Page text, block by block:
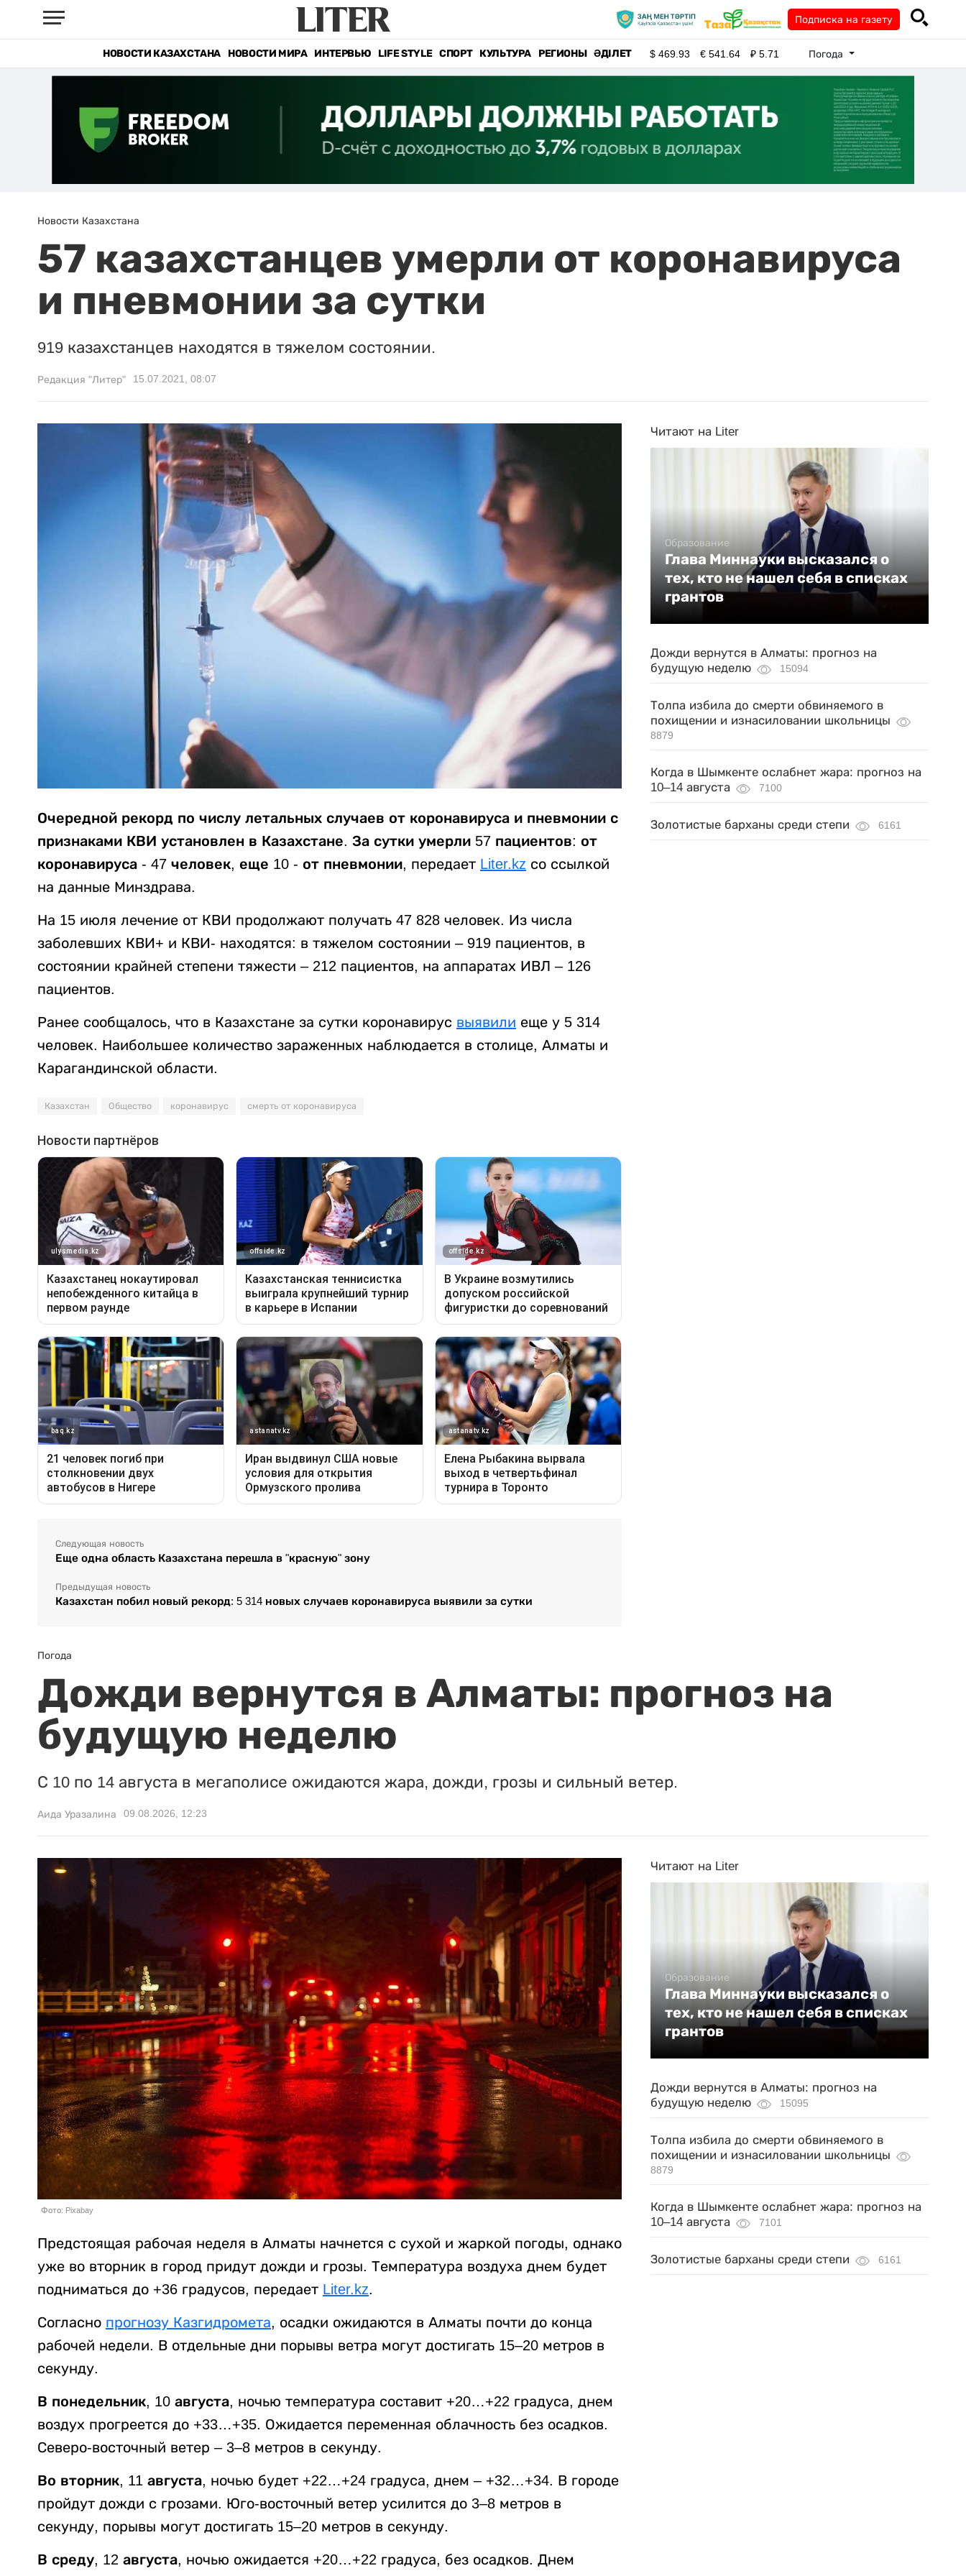
Подписка на газету
НОВОСТИ КАЗАХСТАНА НОВОСТИ МИРА ИНТЕРВЬЮ LIFE STYLE СПОРТ КУЛЬТУРА РЕГИОНЫ ӘДІЛЕТ $469.93 €541.64 ₽5.71 Погода
Новости Казахстана
57 казахстанцев умерли от коронавируса
и пневмонии за сутки
919 казахстанцев находятся в тяжелом состоянии.
Редакция "Литер" 15.07.2021, 08:07
Очередной рекорд по числу летальных случаев от коронавируса и пневмонии с
признаками КВИ установлен в Казахстане. За сутки умерли 57 пациентов: от
коронавируса - 47 человек, еще 10 - от пневмонии, передает Liter.kz со ссылкой
на данные Минздрава.
На 15 июля лечение от КВИ продолжают получать 47 828 человек. Из числа
заболевших КВИ+ и КВИ- находятся: в тяжелом состоянии – 919 пациентов, в
состоянии крайней степени тяжести – 212 пациентов, на аппаратах ИВЛ – 126
пациентов.
Ранее сообщалось, что в Казахстане за сутки коронавирус выявили еще у 5 314
человек. Наибольшее количество зараженных наблюдается в столице, Алматы и
Карагандинской области.
Казахстан Общество коронавирус смерть от коронавируса
Следующая новость
Еще одна область Казахстана перешла в "красную" зону
Предыдущая новость
Казахстан побил новый рекорд: 5 314 новых случаев коронавируса выявили за сутки
Читают на Liter
Образование
Глава Миннауки высказался о
тех, кто не нашел себя в списках
грантов
Дожди вернутся в Алматы: прогноз на
будущую неделю
15094
Толпа избила до смерти обвиняемого в
похищении и изнасиловании школьницы
8879
Когда в Шымкенте ослабнет жара: прогноз на
10–14 августа
7100
Золотистые барханы среди степи 6161
Погода
Дожди вернутся в Алматы: прогноз на
будущую неделю
С 10 по 14 августа в мегаполисе ожидаются жара, дожди, грозы и сильный ветер.
Аида Уразалина 09.08.2026, 12:23
Фото: Pixabay
Предстоящая рабочая неделя в Алматы начнется с сухой и жаркой погоды, однако
уже во вторник в город придут дожди и грозы. Температура воздуха днем будет
подниматься до +36 градусов, передает Liter.kz.
Согласно прогнозу Казгидромета, осадки ожидаются в Алматы почти до конца
рабочей недели. В отдельные дни порывы ветра могут достигать 15–20 метров в
секунду.
В понедельник, 10 августа, ночью температура составит +20…+22 градуса, днем
воздух прогреется до +33…+35. Ожидается переменная облачность без осадков.
Северо-восточный ветер – 3–8 метров в секунду.
Во вторник, 11 августа, ночью будет +22…+24 градуса, днем – +32…+34. В городе
пройдут дожди с грозами. Юго-восточный ветер усилится до 3–8 метров в
секунду, порывы могут достигать 15–20 метров в секунду.
В среду, 12 августа, ночью ожидается +20…+22 градуса, без осадков. Днем
Читают на Liter
Образование
Глава Миннауки высказался о
тех, кто не нашел себя в списках
грантов
Дожди вернутся в Алматы: прогноз на
будущую неделю
15095
Толпа избила до смерти обвиняемого в
похищении и изнасиловании школьницы
8879
Когда в Шымкенте ослабнет жара: прогноз на
10–14 августа
7101
Золотистые барханы среди степи 6161